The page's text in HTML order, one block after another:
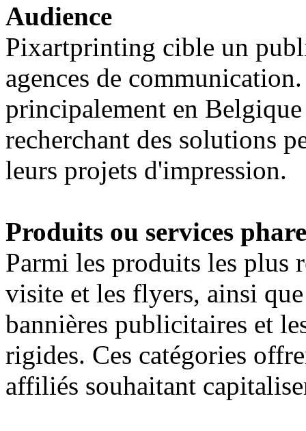
Audience
Pixartprinting cible un
agences de
principalement en
recherchant des solutions
leurs projets d'impression.
Produits ou services
Parmi les produits les plus
visite et les flyers, ainsi
bannières publicitaires et
rigides. Ces catégories
affiliés souhaitant